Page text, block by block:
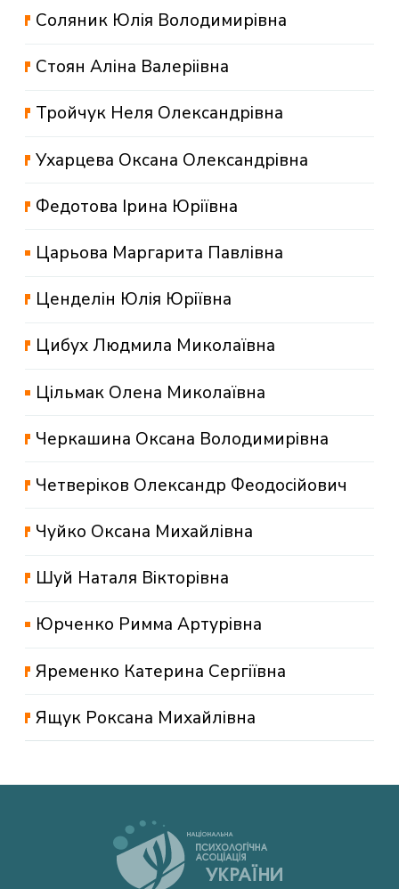
Соляник Юлія Володимирівна
Стоян Аліна Валеріівна
Тройчук Неля Олександрівна
Ухарцева Оксана Олександрівна
Федотова Ірина Юріївна
Царьова Маргарита Павлівна
Ценделін Юлія Юріївна
Цибух Людмила Миколаївна
Цільмак Олена Миколаївна
Черкашина Оксана Володимирівна
Четверіков Олександр Феодосійович
Чуйко Оксана Михайлівна
Шуй Наталя Вікторівна
Юрченко Римма Артурівна
Яременко Катерина Сергіївна
Ящук Роксана Михайлівна